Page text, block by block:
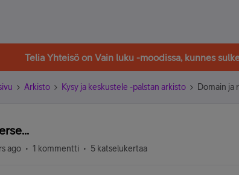
Telia Yhteisö on Vain luku -moodissa, kunnes
Arkisto Kysy ja keskustele -palstan arkisto Domain ja
ago 1 kommentti 5 katselukertaa